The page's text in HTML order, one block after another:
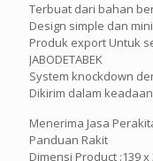
Terbuat dari bahan
Design simple dan
Produk export Untuk
JABODETABEK
System knockdown
Dikirim dalam
Menerima Jasa
Panduan Rakit
Dimensi Product :139 x